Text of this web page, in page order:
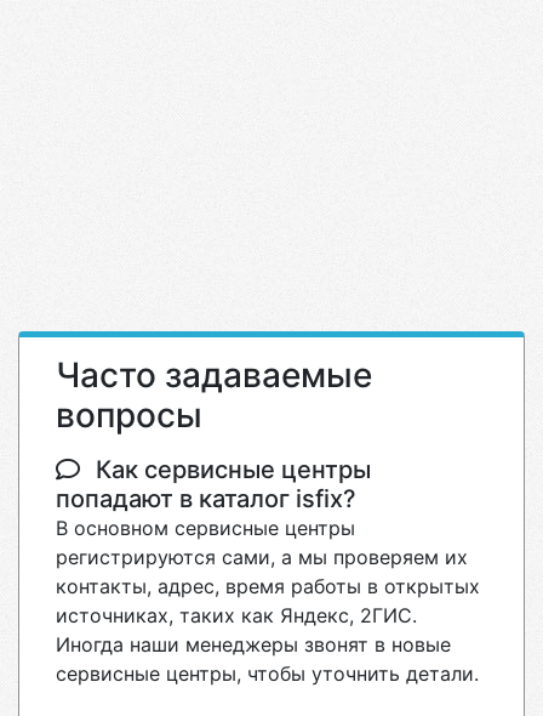
Часто задаваемые
вопросы
Как сервисные центры
попадают в каталог isfix?
В основном сервисные центры
регистрируются сами, а мы проверяем их
контакты, адрес, время работы в открытых
источниках, таких как Яндекс, 2ГИС.
Иногда наши менеджеры звонят в новые
сервисные центры, чтобы уточнить детали.